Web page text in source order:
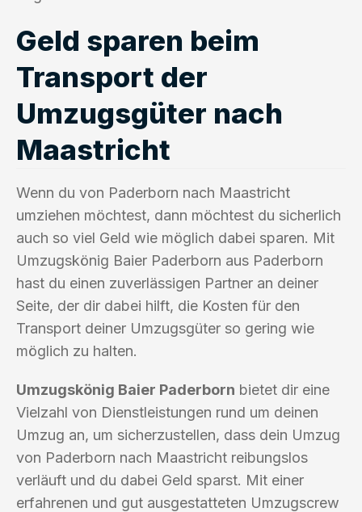
Geld sparen beim
Transport der
Umzugsgüter nach
Maastricht
Wenn du von Paderborn nach Maastricht
umziehen möchtest, dann möchtest du sicherlich
auch so viel Geld wie möglich dabei sparen. Mit
Umzugskönig Baier Paderborn aus Paderborn
hast du einen zuverlässigen Partner an deiner
Seite, der dir dabei hilft, die Kosten für den
Transport deiner Umzugsgüter so gering wie
möglich zu halten.
Umzugskönig Baier Paderborn bietet dir eine
Vielzahl von Dienstleistungen rund um deinen
Umzug an, um sicherzustellen, dass dein Umzug
von Paderborn nach Maastricht reibungslos
verläuft und du dabei Geld sparst. Mit einer
erfahrenen und gut ausgestatteten Umzugscrew